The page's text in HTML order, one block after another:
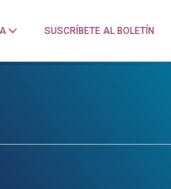
SUSCRÍBETE AL BOLETÍN